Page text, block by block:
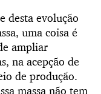
desta evolução
uma coisa é
ampliar
na acepção de
de produção.
massa não tem